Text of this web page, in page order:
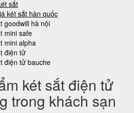
sắt
két sắt hàn quốc
goodwill hà nội
mini safe
mini alpha
điện tử
điện tử bauche
két sắt điện tử
trong khách sạn